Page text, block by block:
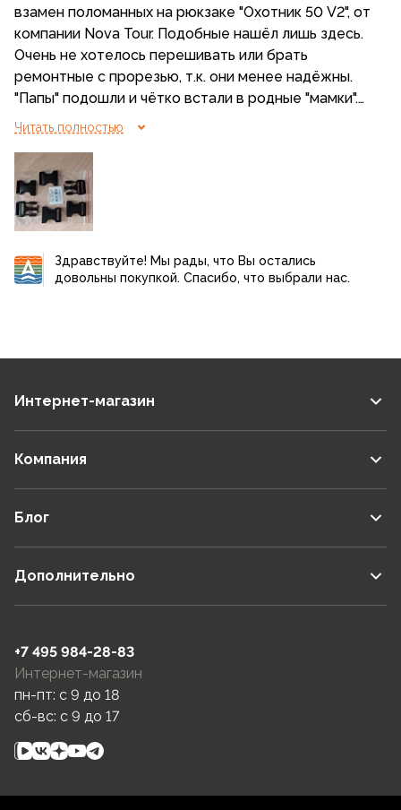
взамен поломанных на рюкзаке "Охотник 50 V2", от
компании Nova Tour. Подобные нашёл лишь здесь.
Очень не хотелось перешивать или брать
ремонтные с прорезью, т.к. они менее надёжны.
"Папы" подошли и чётко встали в родные "мамки".
Поломаны были именно "папы", т.е. это слабое
скользят. Доставили за три дня в Чебоксары.
Сотрудникам компании плюс в карму за скорость!
Читать полностью
Здравствуйте! Мы рады, что Вы остались
довольны покупкой. Спасибо, что выбрали нас.
Интернет-магазин
Компания
Блог
Дополнительно
+7 495 984-28-83
Интернет-магазин
пн-пт: c 9 до 18
сб-вс: c 9 до 17